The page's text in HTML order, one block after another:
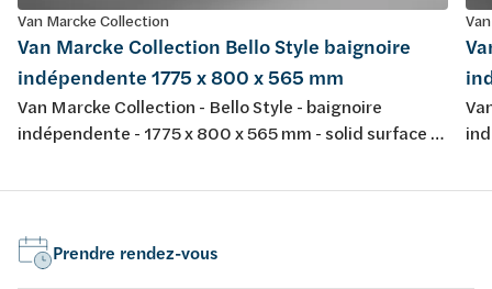
Van Marcke Collection
Van Marcke Collection Bello Style baignoire
indépendente 1775 x 800 x 565 mm
Van Marcke Collection - Bello Style - baignoire
indépendente - 1775 x 800 x 565 mm - solid surface -
complet
Prendre rendez-vous